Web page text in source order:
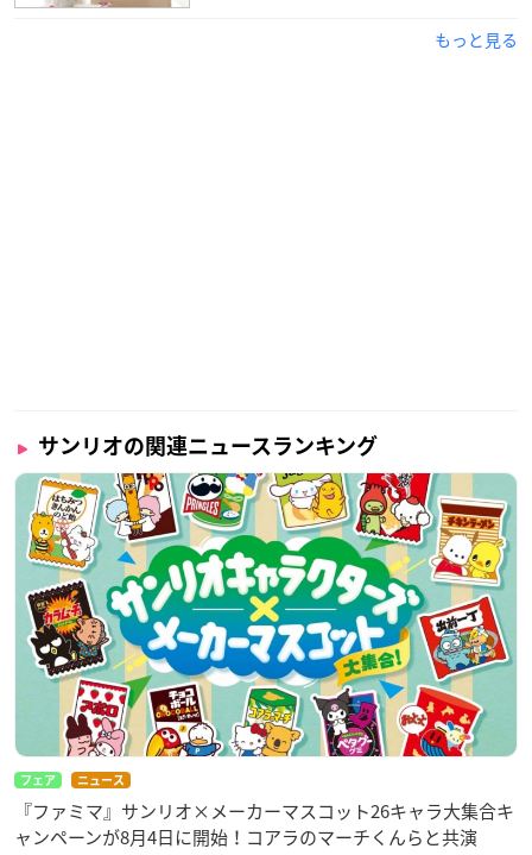
もっと見る
サンリオの関連ニュースランキング
フェア ニュース
『ファミマ』サンリオ×メーカーマスコット26キャラ大集合キ
ャンペーンが8月4日に開始！コアラのマーチくんらと共演